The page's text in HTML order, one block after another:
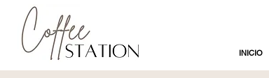
INICIO